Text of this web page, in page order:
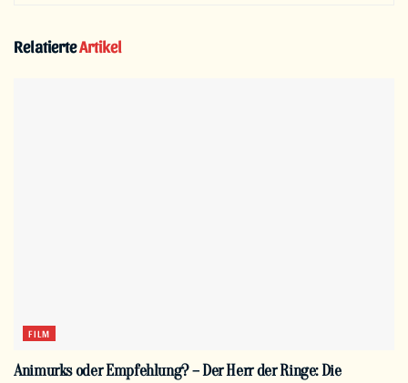
RelatierteArtikel
FILM
Animurks oder Empfehlung? – Der Herr der Ringe: Die